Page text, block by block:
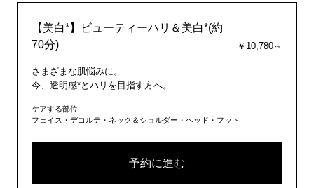
【美白*】ビューティーハリ＆美白*(約
70分)
￥10,780～
さまざまな肌悩みに。
今、透明感*とハリを目指す方へ。
ケアする部位
フェイス・デコルテ・ネック＆ショルダー・ヘッド・フット
予約に進む